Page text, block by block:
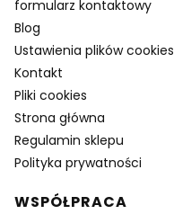
formularz kontaktowy
Blog
Ustawienia plików cookies
Kontakt
Pliki cookies
Strona główna
Regulamin sklepu
Polityka prywatności
WSPÓŁPRACA